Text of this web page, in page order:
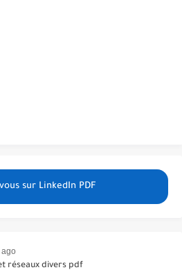
sur LinkedIn PDF
réseaux divers pdf